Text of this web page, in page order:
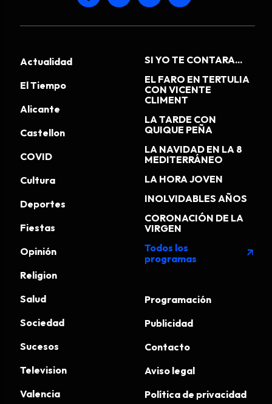
Actualidad
El Tiempo
Alicante
Castellon
COVID
Cultura
Deportes
Fiestas
Opinión
Religion
Salud
Sociedad
Sucesos
Television
Valencia
SI YO TE CONTARA...
EL FARO EN TERTULIA
CON VICENTE
CLIMENT
LA TARDE CON
QUIQUE PEÑA
LA NAVIDAD EN LA 8
MEDITERRÁNEO
LA HORA JOVEN
INOLVIDABLES AÑOS
CORONACIÓN DE LA
VIRGEN
Todos los
programas
arrow_outward
Programación
Publicidad
Contacto
Aviso legal
Política de privacidad